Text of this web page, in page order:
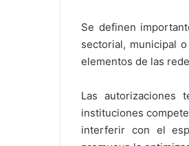
Se definen
sectorial, municipal
elementos de las
Las autorizaciones
instituciones
interferir con el